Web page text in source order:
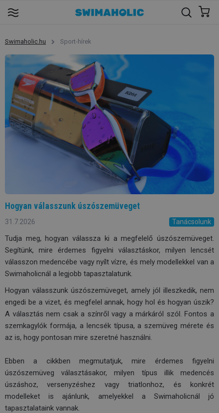
Swimaholic.hu Sport-hírek
Hogyan válasszunk úszószemüveget
31.7.2026 Tanácsolunk
Tudja meg, hogyan válassza ki a megfelelő úszószemüveget.
Segítünk, mire érdemes figyelni választáskor, milyen lencsét
válasszon medencébe vagy nyílt vízre, és mely modellekkel van a
Swimaholicnál a legjobb tapasztalatunk.
Hogyan válasszunk úszószemüveget, amely jól illeszkedik, nem
engedi be a vizet, és megfelel annak, hogy hol és hogyan úszik?
A választás nem csak a színről vagy a márkáról szól. Fontos a
szemkagylók formája, a lencsék típusa, a szemüveg mérete és
az is, hogy pontosan mire szeretné használni.
Ebben a cikkben megmutatjuk, mire érdemes figyelni
úszószemüveg választásakor, milyen típus illik medencés
úszáshoz, versenyzéshez vagy triatlonhoz, és konkrét
modelleket is ajánlunk, amelyekkel a Swimaholicnál jó
tapasztalataink vannak.